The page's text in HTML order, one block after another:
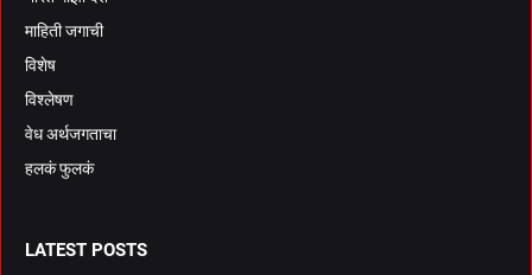
माहिती जगाची
विशेष
विश्लेषण
वेध अर्थजगताचा
हलकं फुलकं
LATEST POSTS